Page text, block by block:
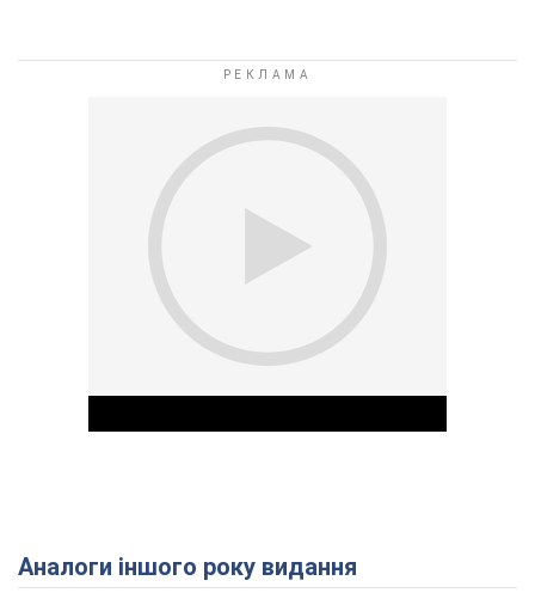
Play Video
Аналоги іншого року видання